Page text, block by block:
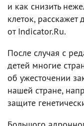
и как снизить
клеток,
от Indicator.Ru.
После случая с
детей многие
об ужесточении
нашей стране,
защите